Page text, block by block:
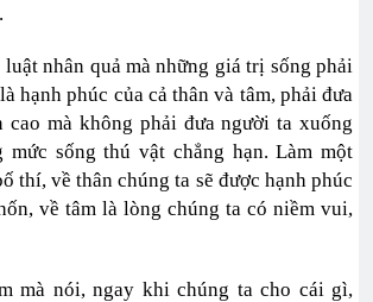
nhân quả mà những giá trị sống phải
hạnh phúc của cả thân và tâm, phải đưa
cao mà không phải đưa người ta xuống
mức sống thú vật chẳng hạn. Làm một
thí, về thân chúng ta sẽ được hạnh phúc
về tâm là lòng chúng ta có niềm vui,
mà nói, ngay khi chúng ta cho cái gì,